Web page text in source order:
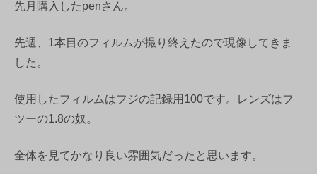
先月購入したpenさん。
先週、1本目のフィルムが撮り終えたので現像してきま
した。
使用したフィルムはフジの記録用100です。レンズはフ
ツーの1.8の奴。
全体を見てかなり良い雰囲気だったと思います。